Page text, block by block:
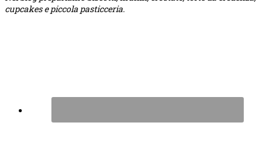
cupcakes e piccola pasticceria.